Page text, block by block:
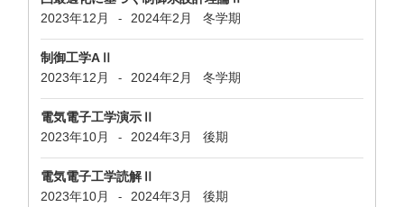
2023年12月
- 2024年2月 冬学期
制御工学AⅡ
2023年12月
- 2024年2月 冬学期
電気電子工学演示Ⅱ
2023年10月
- 2024年3月 後期
電気電子工学読解Ⅱ
2023年10月
- 2024年3月 後期